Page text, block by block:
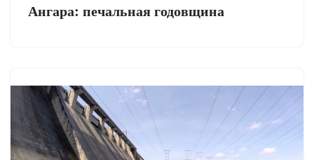
Ангара: печальная годовщина